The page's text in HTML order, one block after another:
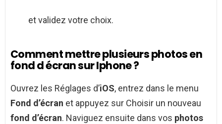
et validez votre choix.
Comment mettre plusieurs photos en
fond d écran sur Iphone ?
Ouvrez les Réglages d’iOS, entrez dans le menu
Fond d’écran et appuyez sur Choisir un nouveau
fond d’écran. Naviguez ensuite dans vos photos